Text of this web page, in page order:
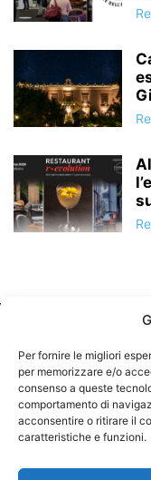
Per fornire le migliori
per memorizzare e/o
consenso a queste
comportamento di
acconsentire o ritirare il
caratteristiche e funzioni.